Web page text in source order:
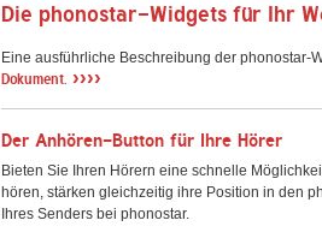
Die phonostar-Widgets für Ihr
Eine ausführliche Beschreibung der
Dokument. ››››
Der Anhören-Button für Ihre Hörer
Bieten Sie Ihren Hörern eine schnelle
hören, stärken gleichzeitig ihre Position in den
Ihres Senders bei phonostar.